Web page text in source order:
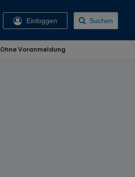
Einloggen Suchen
Ohne Voranmeldung